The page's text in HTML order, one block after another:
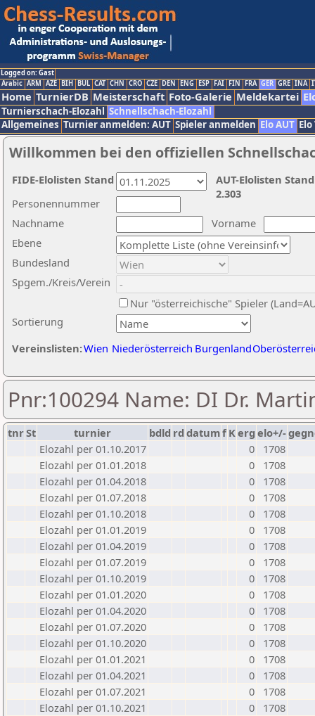
Logged on: Gast
Arabic ARM AZE BIH BUL CAT CHN CRO CZE DEN ENG ESP FAI FIN FRA GER GRE INA
Home TurnierDB Meisterschaft Foto-Galerie Meldekartei
Turnierschach-Elozahl Schnellschach-Elozahl
Allgemeines Turnier anmelden: AUT Spieler anmelden Elo AUT
Willkommen bei den offiziellen
Nachname
Vorname
Ebene
Sortierung
Personennummer
Bundesland
Spgem./Kreis/Verein
Nur "österreichische" Spieler
Vereinslisten:Wien Niederösterreich Burgenland
AUT-Elolisten
2.303
FIDE-Elolisten Stand
Pnr:100294 Name: DI Dr.
tnrSt turnier bdld rd datumf Kerg elo+/-
Elozahl per 01.10.2017
0
1708
Elozahl per 01.01.2018
0
1708
Elozahl per 01.04.2018
0
1708
Elozahl per 01.07.2018
0
1708
Elozahl per 01.10.2018
0
1708
Elozahl per 01.01.2019
0
1708
Elozahl per 01.04.2019
0
1708
Elozahl per 01.07.2019
0
1708
Elozahl per 01.10.2019
0
1708
Elozahl per 01.01.2020
0
1708
Elozahl per 01.04.2020
0
1708
Elozahl per 01.07.2020
0
1708
Elozahl per 01.10.2020
0
1708
Elozahl per 01.01.2021
0
1708
Elozahl per 01.04.2021
0
1708
Elozahl per 01.07.2021
0
1708
Elozahl per 01.10.2021
0
1708